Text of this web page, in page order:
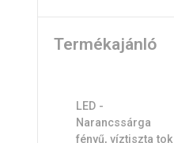
Termékajánló
LED -
Narancssárga
fényű, víztiszta tok